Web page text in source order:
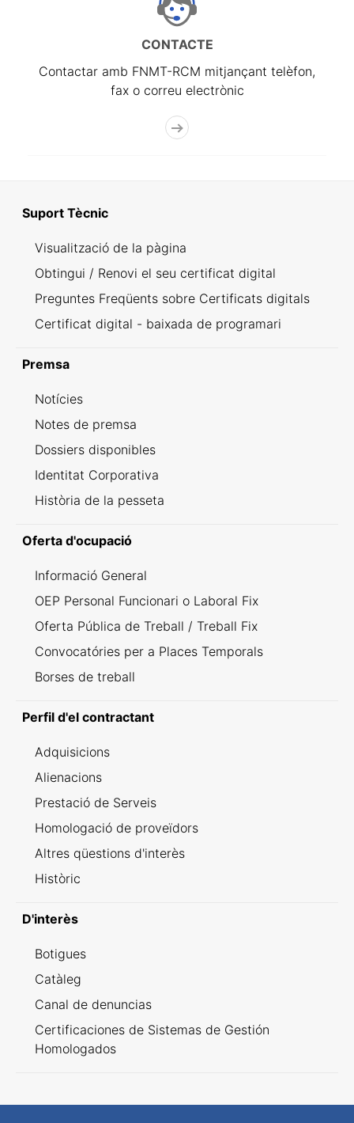
CONTACTE
Contactar amb FNMT-RCM mitjançant telèfon,
fax o correu electrònic
Suport Tècnic
Visualització de la pàgina
Obtingui / Renovi el seu certificat digital
Preguntes Freqüents sobre Certificats digitals
Certificat digital - baixada de programari
Premsa
Notícies
Notes de premsa
Dossiers disponibles
Identitat Corporativa
Història de la pesseta
Oferta d'ocupació
Informació General
OEP Personal Funcionari o Laboral Fix
Oferta Pública de Treball / Treball Fix
Convocatóries per a Places Temporals
Borses de treball
Perfil d'el contractant
Adquisicions
Alienacions
Prestació de Serveis
Homologació de proveïdors
Altres qüestions d'interès
Històric
D'interès
Botigues
Catàleg
Canal de denuncias
Certificaciones de Sistemas de Gestión
Homologados